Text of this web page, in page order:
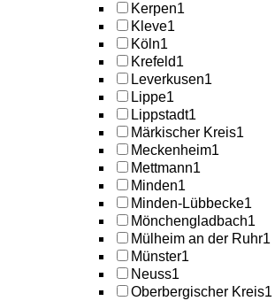
Kerpen1
Kleve1
Köln1
Krefeld1
Leverkusen1
Lippe1
Lippstadt1
Märkischer Kreis1
Meckenheim1
Mettmann1
Minden1
Minden-Lübbecke1
Mönchengladbach1
Mülheim an der Ruhr1
Münster1
Neuss1
Oberbergischer Kreis1